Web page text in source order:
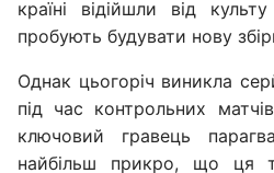
країні відійшли від
пробують будувати нову
Однак цьогоріч виникла
під час контрольних
ключовий гравець
найбільш прикро, що ця